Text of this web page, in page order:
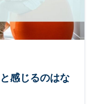
感じるのはな